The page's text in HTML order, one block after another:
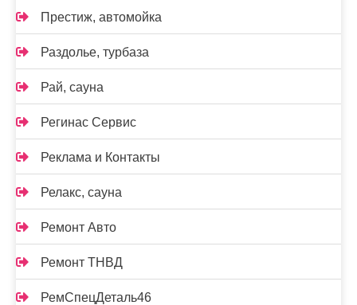
Престиж, автомойка
Раздолье, турбаза
Рай, сауна
Регинас Сервис
Реклама и Контакты
Релакс, сауна
Ремонт Авто
Ремонт ТНВД
РемСпецДеталь46